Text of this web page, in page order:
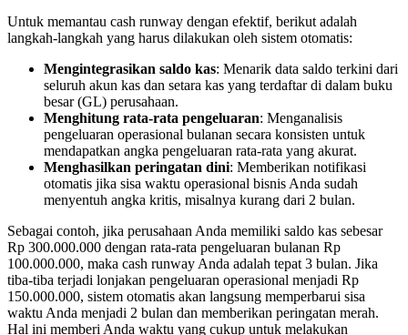
Untuk memantau cash runway dengan efektif, berikut adalah
langkah-langkah yang harus dilakukan oleh sistem otomatis:
Mengintegrasikan saldo kas: Menarik data saldo terkini dari
seluruh akun kas dan setara kas yang terdaftar di dalam buku
besar (GL) perusahaan.
Menghitung rata-rata pengeluaran: Menganalisis
pengeluaran operasional bulanan secara konsisten untuk
mendapatkan angka pengeluaran rata-rata yang akurat.
Menghasilkan peringatan dini: Memberikan notifikasi
otomatis jika sisa waktu operasional bisnis Anda sudah
menyentuh angka kritis, misalnya kurang dari 2 bulan.
Sebagai contoh, jika perusahaan Anda memiliki saldo kas sebesar
Rp 300.000.000 dengan rata-rata pengeluaran bulanan Rp
100.000.000, maka cash runway Anda adalah tepat 3 bulan. Jika
tiba-tiba terjadi lonjakan pengeluaran operasional menjadi Rp
150.000.000, sistem otomatis akan langsung memperbarui sisa
waktu Anda menjadi 2 bulan dan memberikan peringatan merah.
Hal ini memberi Anda waktu yang cukup untuk melakukan